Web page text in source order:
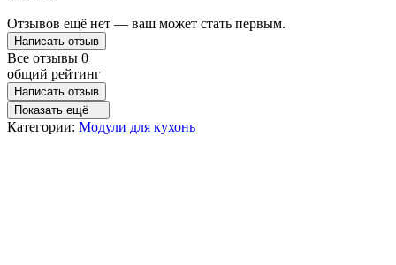
Отзывов ещё нет — ваш может стать первым.
Написать отзыв
Все отзывы 0
общий рейтинг
Написать отзыв
Показать ещё
Категории: Модули для кухонь